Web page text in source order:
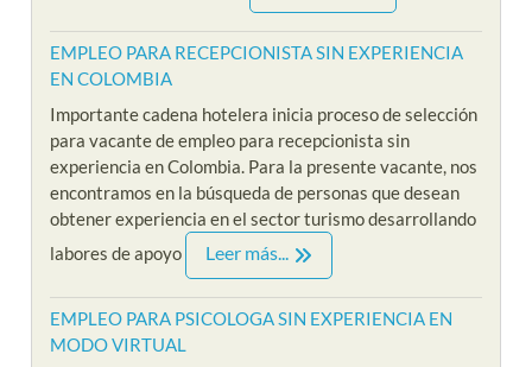
EMPLEO PARA RECEPCIONISTA SIN EXPERIENCIA
EN COLOMBIA
Importante cadena hotelera inicia proceso de selección
para vacante de empleo para recepcionista sin
experiencia en Colombia. Para la presente vacante, nos
encontramos en la búsqueda de personas que desean
obtener experiencia en el sector turismo desarrollando
labores de apoyo
Leer más...
EMPLEO PARA PSICOLOGA SIN EXPERIENCIA EN
MODO VIRTUAL